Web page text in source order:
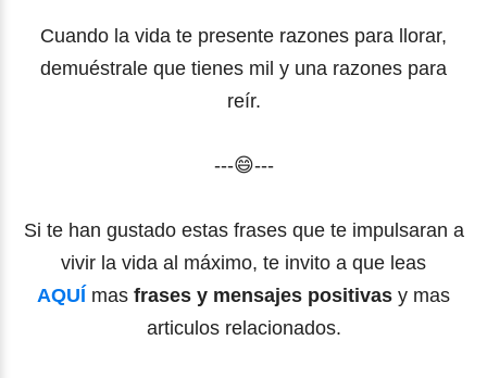
Cuando la vida te presente razones para llorar,
demuéstrale que tienes mil y una razones para
reír.
---😄---
Si te han gustado estas frases que te impulsaran a
vivir la vida al máximo, te invito a que leas
AQUÍ mas frases y mensajes positivas y mas
articulos relacionados.